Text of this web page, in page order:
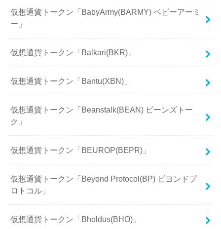
仮想通貨トークン「BabyArmy(BARMY) ベビーアーミ
ー」
仮想通貨トークン「Balkari(BKR)」
仮想通貨トークン「Bantu(XBN)」
仮想通貨トークン「Beanstalk(BEAN) ビーンズトー
ク」
仮想通貨トークン「BEUROP(BEPR)」
仮想通貨トークン「Beyond Protocol(BP) ビヨンドプ
ロトコル」
仮想通貨トークン「Bholdus(BHO)」